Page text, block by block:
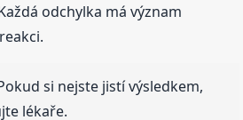
odchylka má význam
si nejste jistí výsledkem,
lékaře.